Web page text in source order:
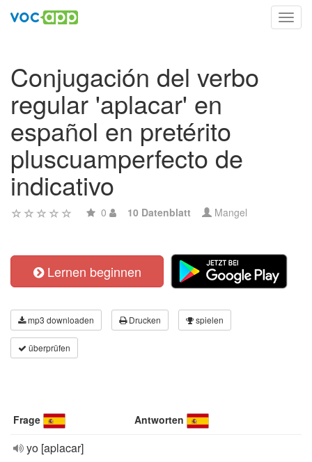
Conjugación del verbo
regular 'aplacar' en
español en pretérito
pluscuamperfecto de
indicativo
0 10 Datenblatt Mangel
Lernen beginnen
mp3 downloaden Drucken spielen
überprüfen
Frage Antworten
yo [aplacar]